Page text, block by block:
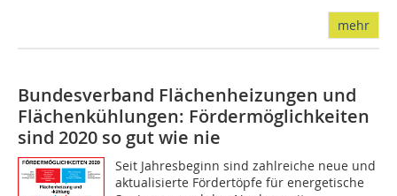
mehr
Bundesverband Flächenheizungen und
Flächenkühlungen: Fördermöglichkeiten
sind 2020 so gut wie nie
Seit Jahresbeginn sind zahlreiche neue und
aktualisierte Fördertöpfe für energetische